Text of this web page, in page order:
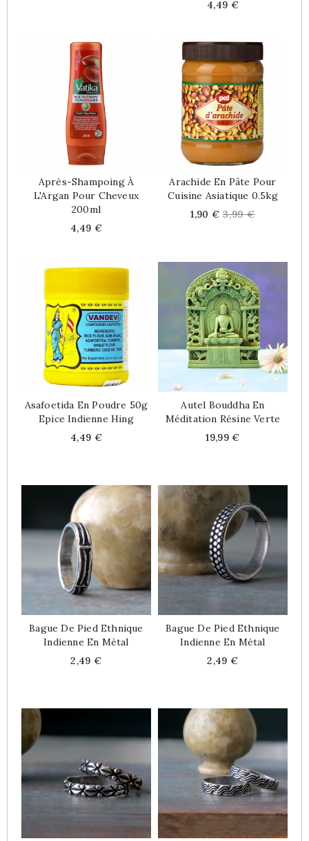
Price
4,49 €
Après-Shampoing À
L'Argan Pour Cheveux
200ml
Price
4,49 €
Arachide En Pâte Pour
Cuisine Asiatique 0.5kg
Price
1,90 € Regular
3,99 €
Asafoetida En Poudre 50g
Epice Indienne Hing
Price
4,49 €
Autel Bouddha En
Méditation Résine Verte
Price
19,99 €
Bague De Pied Ethnique
Indienne En Métal
Price
2,49 €
Bague De Pied Ethnique
Indienne En Métal
Price
2,49 €